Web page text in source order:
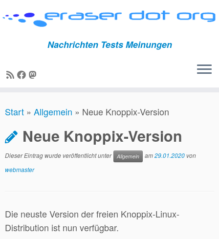
Inhalt
Nachrichten Tests Meinungen
Start » Allgemein » Neue Knoppix-Version
Neue Knoppix-Version
Dieser Eintrag wurde veröffentlicht unter Allgemein am29.01.2020 von
webmaster
Die neuste Version der freien Knoppix-Linux-
Distribution ist nun verfügbar.